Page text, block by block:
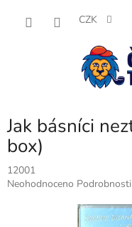
CZK
Jak básníci
box)
12001
Průměrné
Neohodnoceno